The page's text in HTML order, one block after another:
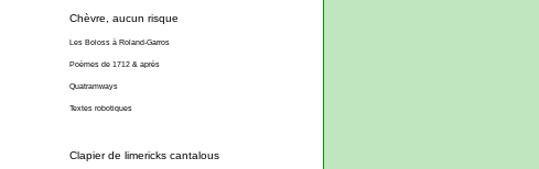
Chèvre, aucun risque
Les Boloss à Roland-Garros
Poèmes de 1712 & après
Quatramways
Textes robotiques
Clapier de limericks cantalous